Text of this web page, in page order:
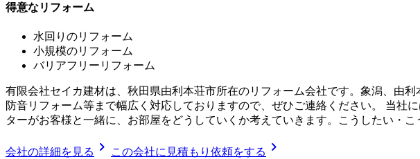
得意なリフォーム
水回りのリフォーム
小規模のリフォーム
バリアフリーリフォーム
有限会社セイカ建材は、秋田県由利本荘市所在のリフォーム会社です。象潟、由
防音リフォーム等まで幅広く対応しておりますので、ぜひご連絡ください。 当社
ターがお客様と一緒に、お部屋をどうしていくか考えていきます。こうしたい・
会社の詳細を見る chevron_right この会社に見積もり依頼をする chevron_right